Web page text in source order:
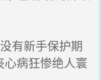
有新手保护期
病狂惨绝人寰